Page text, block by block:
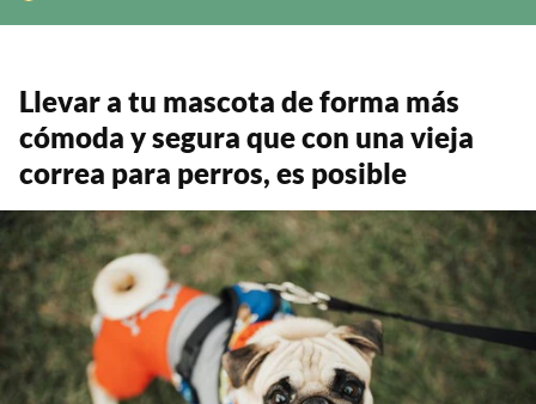
Llevar a tu mascota de forma más
cómoda y segura que con una vieja
correa para perros, es posible